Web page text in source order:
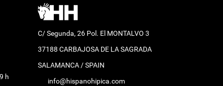
h
C/ Segunda, 26 Pol. El MONTALVO 3
37188 CARBAJOSA DE LA SAGRADA
SALAMANCA / SPAIN
info@hispanohipica.com